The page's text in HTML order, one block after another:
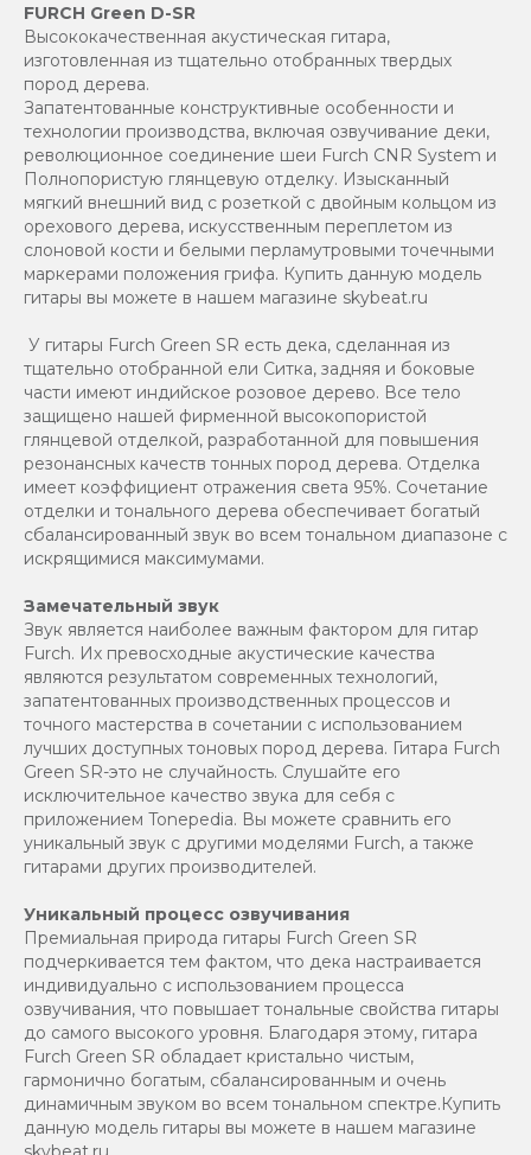
FURCH Green D-SR
Высококачественная акустическая гитара,
изготовленная из тщательно отобранных твердых
пород дерева.
Запатентованные конструктивные особенности и
технологии производства, включая озвучивание деки,
революционное соединение шеи Furch CNR System и
Полнопористую глянцевую отделку. Изысканный
мягкий внешний вид с розеткой с двойным кольцом из
орехового дерева, искусственным переплетом из
слоновой кости и белыми перламутровыми точечными
маркерами положения грифа. Купить данную модель
гитары вы можете в нашем магазине skybeat.ru
У гитары Furch Green SR есть дека, сделанная из
тщательно отобранной ели Ситка, задняя и боковые
части имеют индийское розовое дерево. Все тело
защищено нашей фирменной высокопористой
глянцевой отделкой, разработанной для повышения
резонансных качеств тонных пород дерева. Отделка
имеет коэффициент отражения света 95%. Сочетание
отделки и тонального дерева обеспечивает богатый
сбалансированный звук во всем тональном диапазоне с
искрящимися максимумами.
Замечательный звук
Звук является наиболее важным фактором для гитар
Furch. Их превосходные акустические качества
являются результатом современных технологий,
запатентованных производственных процессов и
точного мастерства в сочетании с использованием
лучших доступных тоновых пород дерева. Гитара Furch
Green SR-это не случайность. Слушайте его
исключительное качество звука для себя с
приложением Tonepedia. Вы можете сравнить его
уникальный звук с другими моделями Furch, а также
гитарами других производителей.
Уникальный процесс озвучивания
Премиальная природа гитары Furch Green SR
подчеркивается тем фактом, что дека настраивается
индивидуально с использованием процесса
озвучивания, что повышает тональные свойства гитары
до самого высокого уровня. Благодаря этому, гитара
Furch Green SR обладает кристально чистым,
гармонично богатым, сбалансированным и очень
динамичным звуком во всем тональном спектре.Купить
данную модель гитары вы можете в нашем магазине